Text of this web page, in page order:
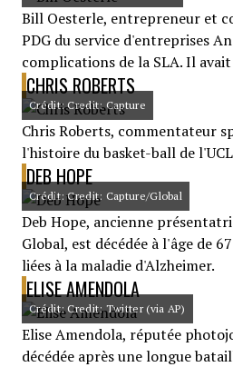
Bill Oesterle, entrepreneur et
PDG du service d'entreprises
complications de la SLA. Il avait
CHRIS ROBERTS
Crédit: Credit: Capture
Chris Roberts, commentateur
l'histoire du basket-ball de
DEB HOPE
Crédit: Credit: Capture/Global
Deb Hope, ancienne
Global, est décédée à l'âge de
liées à la maladie d'Alzheimer.
ELISE AMENDOLA
Crédit: Credit: Twitter (via AP)
Elise Amendola, réputée
décédée après une longue